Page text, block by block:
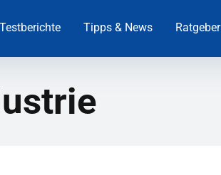
Testberichte Tipps & News Ratgeber